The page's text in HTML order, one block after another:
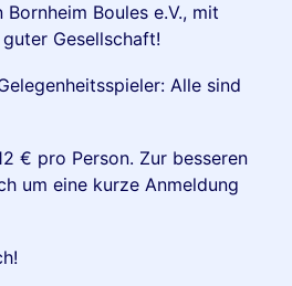
Boules e.V., mit
Gesellschaft!
Alle sind
€ pro Person. Zur besseren
um eine kurze Anmeldung